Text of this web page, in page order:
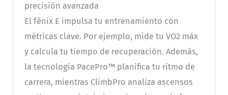
precisión avanzada
El fēnix E impulsa tu entrenamiento con
métricas clave. Por ejemplo, mide tu VO2 máx
y calcula tu tiempo de recuperación. Además,
la tecnología PacePro™ planifica tu ritmo de
carrera, mientras ClimbPro analiza ascensos